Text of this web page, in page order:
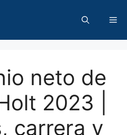
neto de
2023 |
carrera y